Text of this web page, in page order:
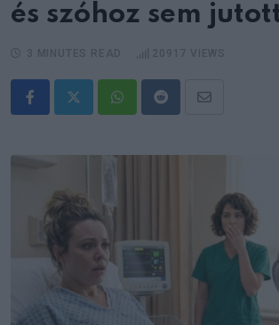
és szóhoz sem
WhatsappRedditShare
Email